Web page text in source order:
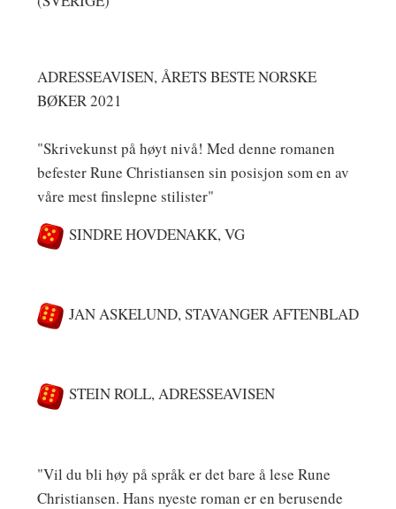
ADRESSEAVISEN, ÅRETS BESTE NORSKE
BØKER 2021
"Skrivekunst på høyt nivå! Med denne romanen
befester Rune Christiansen sin posisjon som en av
våre mest finslepne stilister"
SINDRE HOVDENAKK, VG
JAN ASKELUND, STAVANGER AFTENBLAD
STEIN ROLL, ADRESSEAVISEN
"Vil du bli høy på språk er det bare å lese Rune
Christiansen. Hans nyeste roman er en berusende